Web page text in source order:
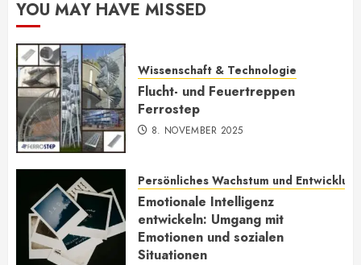
YOU MAY HAVE MISSED
Wissenschaft & Technologie
Flucht- und Feuertreppen
Ferrostep
8. NOVEMBER 2025
Persönliches Wachstum und Entwicklung
Emotionale Intelligenz
entwickeln: Umgang mit
Emotionen und sozialen
Situationen